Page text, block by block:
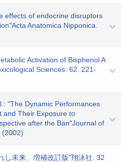
effects of endocrine disruptors
Anatomica Nipponica.
Activation of Bisphenol A
Sciences. 62. 221-
"The Dynamic Performances
and Their Exposure to
after the Ban"Journal of
(2002)
し未来、増補改訂版"翔泳社. 32